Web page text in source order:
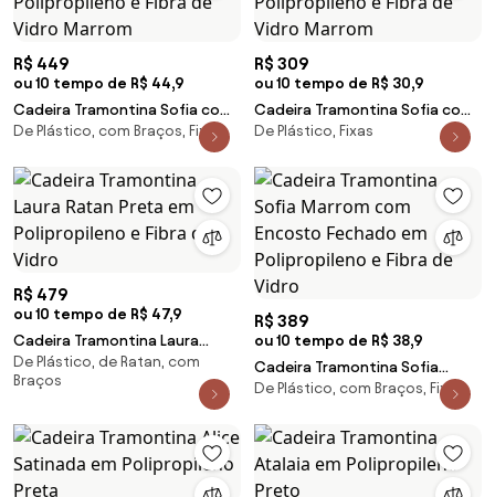
R$ 449
ou 10 tempo de R$ 44,9
Cadeira Tramontina Sofia com
Encosto Horizontal e Braços em
Polipropileno e Fibra de Vidro
Marrom
De Plástico, com Braços, Fixas
R$ 309
ou 10 tempo de R$ 30,9
Cadeira Tramontina Sofia com
Encosto Horizontal em
Polipropileno e Fibra de Vidro
Marrom
De Plástico, Fixas
R$ 479
ou 10 tempo de R$ 47,9
Cadeira Tramontina Laura
Ratan Preta em Polipropileno e
Fibra de Vidro
De Plástico, de Ratan, com
Braços
R$ 389
ou 10 tempo de R$ 38,9
Cadeira Tramontina Sofia
Marrom com Encosto Fechado
em Polipropileno e Fibra de
Vidro
De Plástico, com Braços, Fixas